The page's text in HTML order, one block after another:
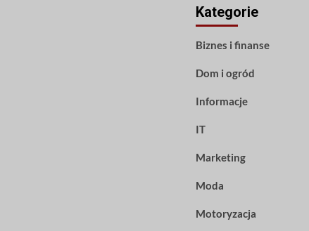
Kategorie
Biznes i finanse
Dom i ogród
Informacje
IT
Marketing
Moda
Motoryzacja